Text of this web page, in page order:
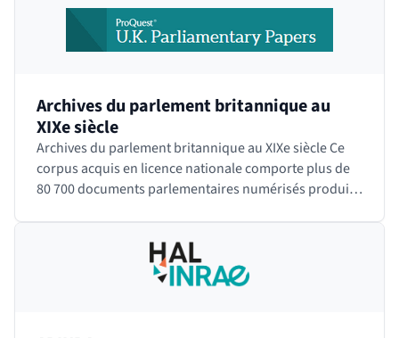
Archives du parlement britannique au
XIXe siècle
Archives du parlement britannique au XIXe siècle Ce
corpus acquis en licence nationale comporte plus de
80 700 documents parlementaires numérisés produits